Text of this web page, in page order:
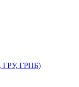
ГРУ, ГРПБ)